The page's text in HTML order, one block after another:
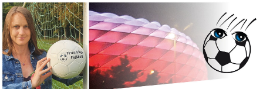
Skip
to
content
Frau.Blogt.Fußball
Kompetent, weiblich, kritisch – der weibliche Blick auf den FC Bayern.